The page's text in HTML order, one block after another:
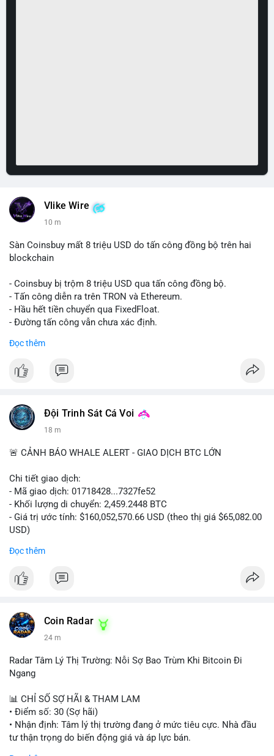
Vlike Wire
11 m
Sàn Coinsbuy mất 8 triệu USD do tấn công đồng bộ trên hai
blockchain
- Coinsbuy bị trộm 8 triệu USD qua tấn công đồng bộ.
- Tấn công diễn ra trên TRON và Ethereum.
- Hầu hết tiền chuyển qua FixedFloat.
- Đường tấn công vẫn chưa xác định.
#binancesquare
$trx $eth
📰 Nguồn: CoinDesk
Đọc thêm
Đội Trinh Sát Cá Voi
18 m
🚨 CẢNH BÁO WHALE ALERT - GIAO DỊCH BTC LỚN
Chi tiết giao dịch:
- Mã giao dịch: 01718428...7327fe52
- Khối lượng di chuyển: 2,459.2448 BTC
- Giá trị ước tính: $160,052,570.66 USD (theo thị giá $65,082.00
USD)
Khối lượng 2,459 BTC tương đương hơn 160 triệu USD được
việc di chuyển số lượng lớn này có thể phục vụ mục đích tái
phân bổ danh mục sang ví lạnh để nắm giữ dài hạn, hoặc
Động thái này có thể tạo áp lực tâm lý ngắn hạn lên thị trường
khi nhà đầu tư nhỏ lẻ lo ngại về khả năng bán tháo. Tuy nhiên,
xu hướng trung hạn.
Lời khuyên cho nhà đầu tư nhỏ lẻ:
Hãy theo dõi sát các giao dịch tiếp theo từ địa chỉ ví nguồn để
Đọc thêm
Coin Radar
24 m
Radar Tâm Lý Thị Trường: Nỗi Sợ Bao Trùm Khi Bitcoin Đi
Ngang
📊 CHỈ SỐ SỢ HÃI & THAM LAM
• Điểm số: 30 (Sợ hãi)
• Nhận định: Tâm lý thị trường đang ở mức tiêu cực. Nhà đầu
tư thận trọng do biến động giá và áp lực bán.